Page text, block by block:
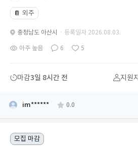
📔 외주
충청남도 아산시 · 등록일자 2026.08.03.
아주 높음 6 5
마감3일 8시간 전 지원
im****** 0.0
모집 마감